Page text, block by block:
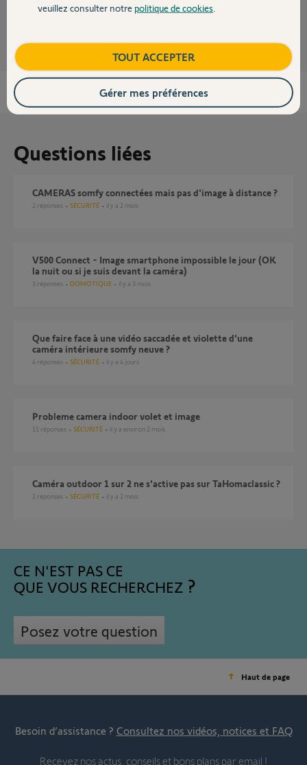
ContactJACKY M. il y a environ 2 ans
Questions liées
CAMERAS somfy connectées mais pas d'image à distance ?
2 réponses SÉCURITÉ il y a 2 mois
V500 Connect - Image smartphone impossible le jour (OK
la nuit ou si je suis devant la caméra)
3 réponses DOMOTIQUE il y a 3 mois
Que faire face à une vidéo saccadée et violette d'une
caméra intérieure somfy neuve ?
4 réponses SÉCURITÉ il y a 4 jours
Probleme camera indoor volet et image
11 réponses SÉCURITÉ il y a environ 2 mois
Caméra outdoor 1 sur 2 ne s'active pas sur TaHomaclassic ?
2 réponses SÉCURITÉ il y a 2 mois
CE N'EST PAS CE
QUE VOUS RECHERCHEZ
Posez votre question
Haut de page
Besoin d’assistance ? Consultez nos vidéos, notices et FAQ
Recevez nos actus, conseils et bons plans par email !
veuillez consulter notre politique de cookies
TOUT ACCEPTER
Gérer mes préférences